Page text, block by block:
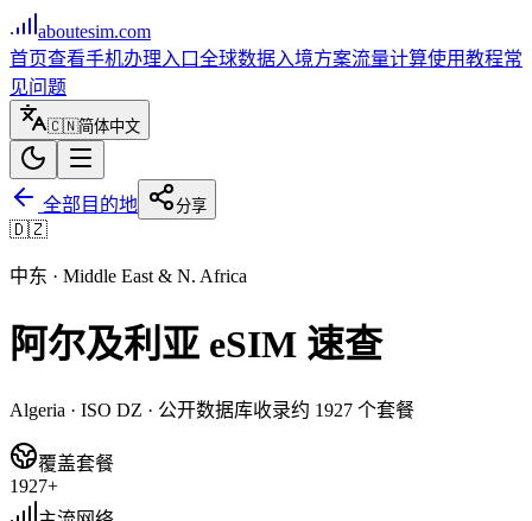
aboutesim.com
首页查看手机办理入口全球数据入境方案流量计算使用教程常
见问题
🇨🇳简体中文
全部目的地 分享
🇩🇿
中东 · Middle East & N. Africa
阿尔及利亚 eSIM 速查
Algeria · ISO DZ · 公开数据库收录约 1927 个套餐
覆盖套餐
1927+